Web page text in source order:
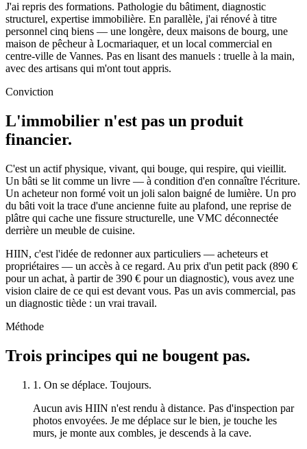
J'ai repris des formations. Pathologie du bâtiment, diagnostic
structurel, expertise immobilière. En parallèle, j'ai rénové à titre
personnel cinq biens — une longère, deux maisons de bourg, une
maison de pêcheur à Locmariaquer, et un local commercial en
centre-ville de Vannes. Pas en lisant des manuels : truelle à la main,
avec des artisans qui m'ont tout appris.
Conviction
L'immobilier n'est pas un produit
financier.
C'est un actif physique, vivant, qui bouge, qui respire, qui vieillit.
Un bâti se lit comme un livre — à condition d'en connaître l'écriture.
Un acheteur non formé voit un joli salon baigné de lumière. Un pro
du bâti voit la trace d'une ancienne fuite au plafond, une reprise de
plâtre qui cache une fissure structurelle, une VMC déconnectée
derrière un meuble de cuisine.
HIIN, c'est l'idée de redonner aux particuliers — acheteurs et
propriétaires — un accès à ce regard. Au prix d'un petit pack (890 €
pour un achat, à partir de 390 € pour un diagnostic), vous avez une
vision claire de ce qui est devant vous. Pas un avis commercial, pas
un diagnostic tiède : un vrai travail.
Méthode
Trois principes qui ne bougent pas.
1. On se déplace. Toujours.
Aucun avis HIIN n'est rendu à distance. Pas d'inspection par
photos envoyées. Je me déplace sur le bien, je touche les
murs, je monte aux combles, je descends à la cave.